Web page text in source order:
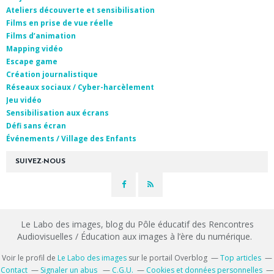
SUIVEZ-NOUS
Ateliers découverte et sensibilisation
Films en prise de vue réelle
Films d’animation
Mapping vidéo
Escape game
Création journalistique
Réseaux sociaux / Cyber-harcèlement
Jeu vidéo
Sensibilisation aux écrans
Défi sans écran
Événements / Village des Enfants
Le Labo des images, blog du Pôle éducatif des Rencontres
Audiovisuelles / Éducation aux images à l’ère du numérique.
Voir le profil de Le Labo des images sur le portail Overblog
Top articles
Contact
Signaler un abus C.G.U. Cookies et données personnelles